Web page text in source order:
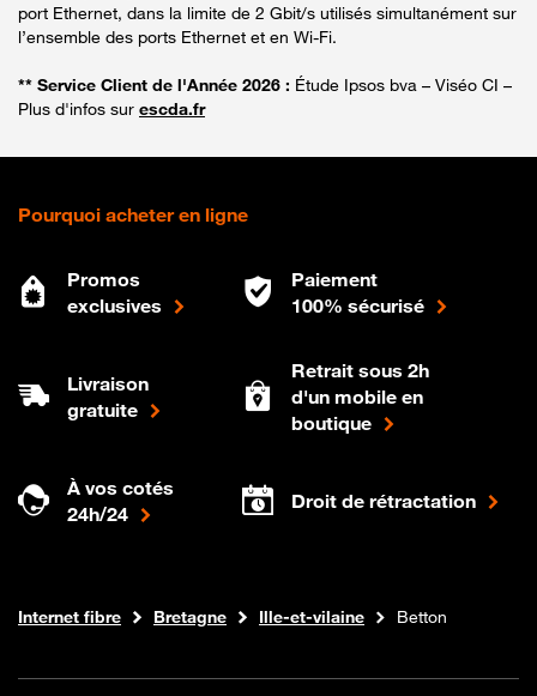
port Ethernet, dans la limite de 2 Gbit/s utilisés simultanément sur
l’ensemble des ports Ethernet et en Wi-Fi.
** Service Client de l'Année 2026 : Étude Ipsos bva – Viséo CI –
Plus d'infos sur escda.fr
Pourquoi acheter en ligne
Promos
exclusives
Paiement
100% sécurisé
Livraison
gratuite
Retrait sous 2h
d'un mobile en
boutique
À vos cotés
24h/24
Droit de rétractation
Boutique Orange
Internet fibre Bretagne Ille-et-vilaine Betton